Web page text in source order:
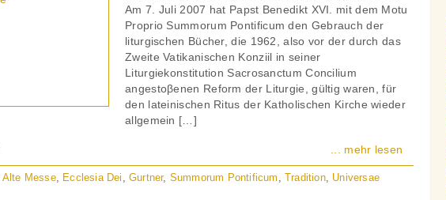
Am 7. Juli 2007 hat Papst Benedikt XVI. mit dem Motu
Proprio Summorum Pontificum den Gebrauch der
liturgischen Bücher, die 1962, also vor der durch das
Zweite Vatikanischen Konziil in seiner
Liturgiekonstitution Sacrosanctum Concilium
angestoβenen Reform der Liturgie, gültig waren, für
den lateinischen Ritus der Katholischen Kirche wieder
allgemein […]
... mehr lesen
Alte Messe, Ecclesia Dei ,Gurtner, Summorum Pontificum ,Tradition, Universae